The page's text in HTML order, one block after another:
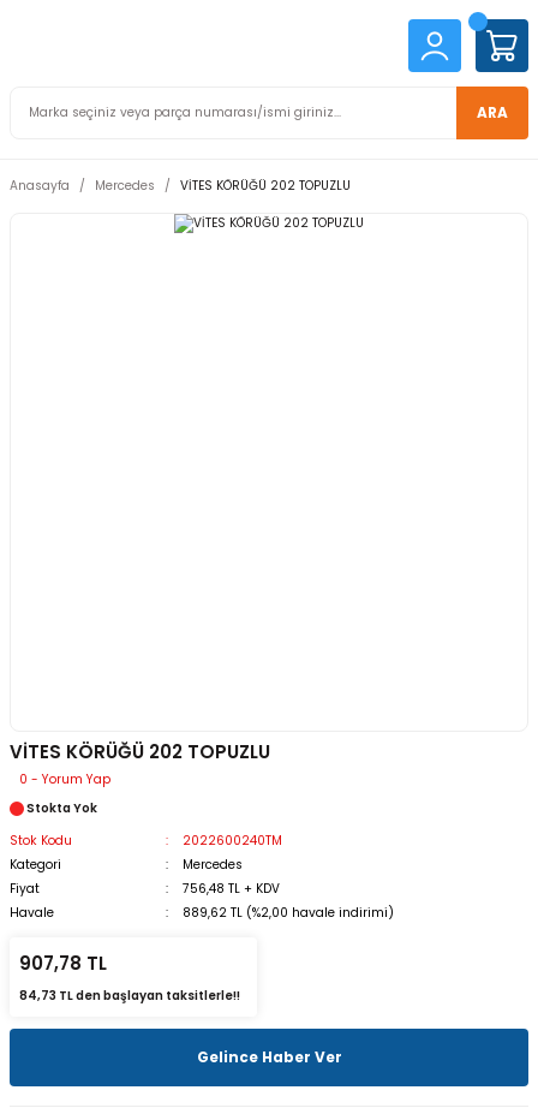
ARA
Anasayfa Mercedes VİTES KÖRÜĞÜ 202 TOPUZLU
VİTES KÖRÜĞÜ 202 TOPUZLU
0 - Yorum Yap
Stokta Yok
Stok Kodu
2022600240TM
Kategori
Mercedes
Fiyat
756,48 TL + KDV
Havale
889,62 TL (%2,00 havale indirimi)
907,78 TL
84,73 TL den başlayan taksitlerle!!
Gelince Haber Ver